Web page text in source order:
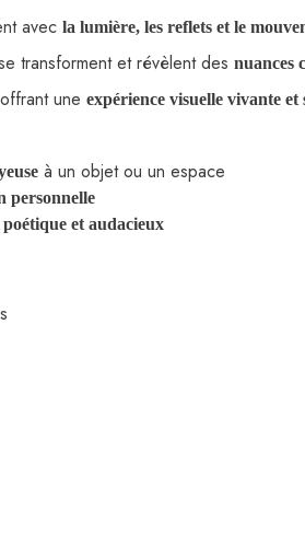
avec la lumière, les reflets et le
transforment et révèlent des nuances
une expérience visuelle vivante
à un objet ou un espace
personnelle
poétique et audacieux